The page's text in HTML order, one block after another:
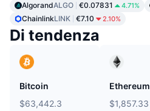
AlgorandALGO €0.07831 4.71%
ChainlinkLINK €7.10 2.10%
Di tendenza
Bitcoin
$63,442.3
Ethereum
$1,857.33